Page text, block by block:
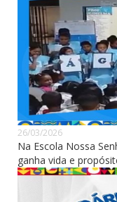
26/03/2026
Na Escola Nossa
ganha vida e